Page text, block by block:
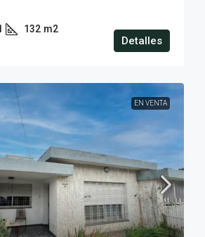
132 m2
Detalles
EN VENTA